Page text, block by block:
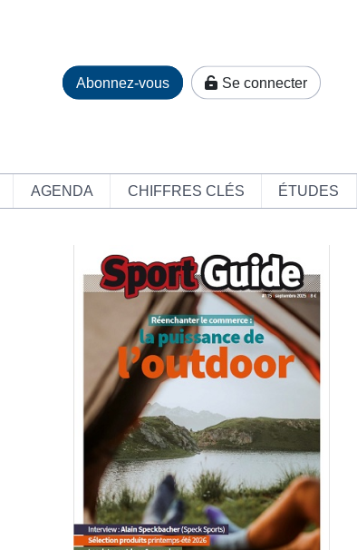
Abonnez-vous Se connecter
AGENDA CHIFFRES CLÉS ÉTUDES